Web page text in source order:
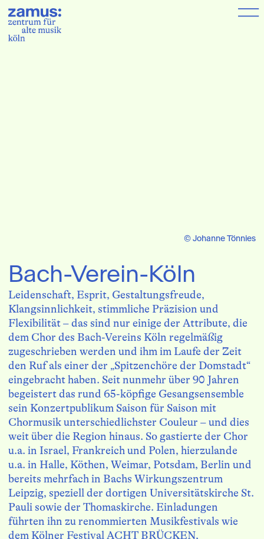
Bach-Verein-Köln
Leidenschaft, Esprit, Gestaltungsfreude,
Klangsinnlichkeit, stimmliche Präzision und
Flexibilität – das sind nur einige der Attribute, die
dem Chor des Bach-Vereins Köln regelmäßig
zugeschrieben werden und ihm im Laufe der Zeit
den Ruf als einer der „Spitzenchöre der Domstadt“
eingebracht haben. Seit nunmehr über 90 Jahren
begeistert das rund 65-köpfige Gesangsensemble
sein Konzertpublikum Saison für Saison mit
Chormusik unterschiedlichster Couleur – und dies
weit über die Region hinaus. So gastierte der Chor
u.a. in Israel, Frankreich und Polen, hierzulande
u.a. in Halle, Köthen, Weimar, Potsdam, Berlin und
bereits mehrfach in Bachs Wirkungszentrum
Leipzig, speziell der dortigen Universitätskirche St.
Pauli sowie der Thomaskirche. Einladungen
führten ihn zu renommierten Musikfestivals wie
dem Kölner Festival ACHT BRÜCKEN,
© Johanne Tönnies